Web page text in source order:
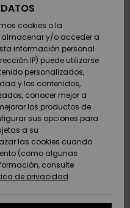
y
y
cookies o la
y/o acceder a
información personal
IP) puede utilizarse
personalizados,
y los contenidos,
conocer mejor a
los productos de
sus opciones para
a su
las cookies cuando
(como algunas
consulte
de privacidad